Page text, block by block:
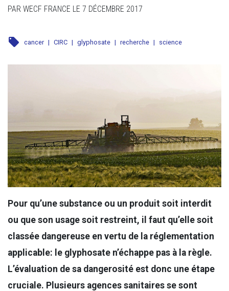
PAR WECF FRANCE LE 7 DÉCEMBRE 2017
local_offer cancer | CIRC | glyphosate | recherche | science
Pour qu’une substance ou un produit soit interdit
ou que son usage soit restreint, il faut qu’elle soit
classée dangereuse en vertu de la réglementation
applicable: le glyphosate n’échappe pas à la règle.
L’évaluation de sa dangerosité est donc une étape
cruciale. Plusieurs agences sanitaires se sont